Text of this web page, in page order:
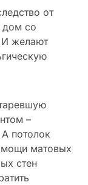
от
дом со
И желают
–
потолок
матовых
стен